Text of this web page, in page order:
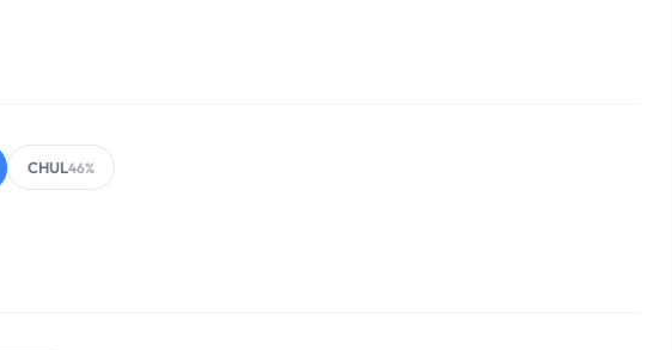
CHUL46%